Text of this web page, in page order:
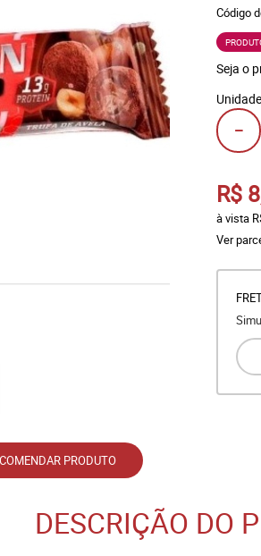
PRODUTO
Código
Seja o
R$
à vista
Ver
DESCRIÇÃO DO